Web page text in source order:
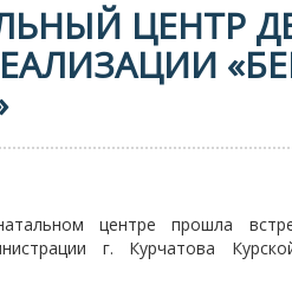
ЦЕНТР
центре прошла
г. Курчатова